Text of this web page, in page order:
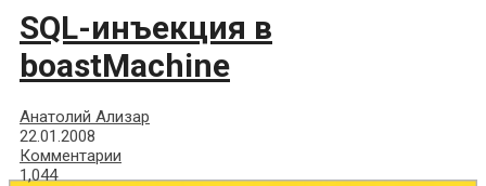
SQL-инъекция в
boastMachine
Анатолий Ализар
22.01.2008
Комментарии
1,044